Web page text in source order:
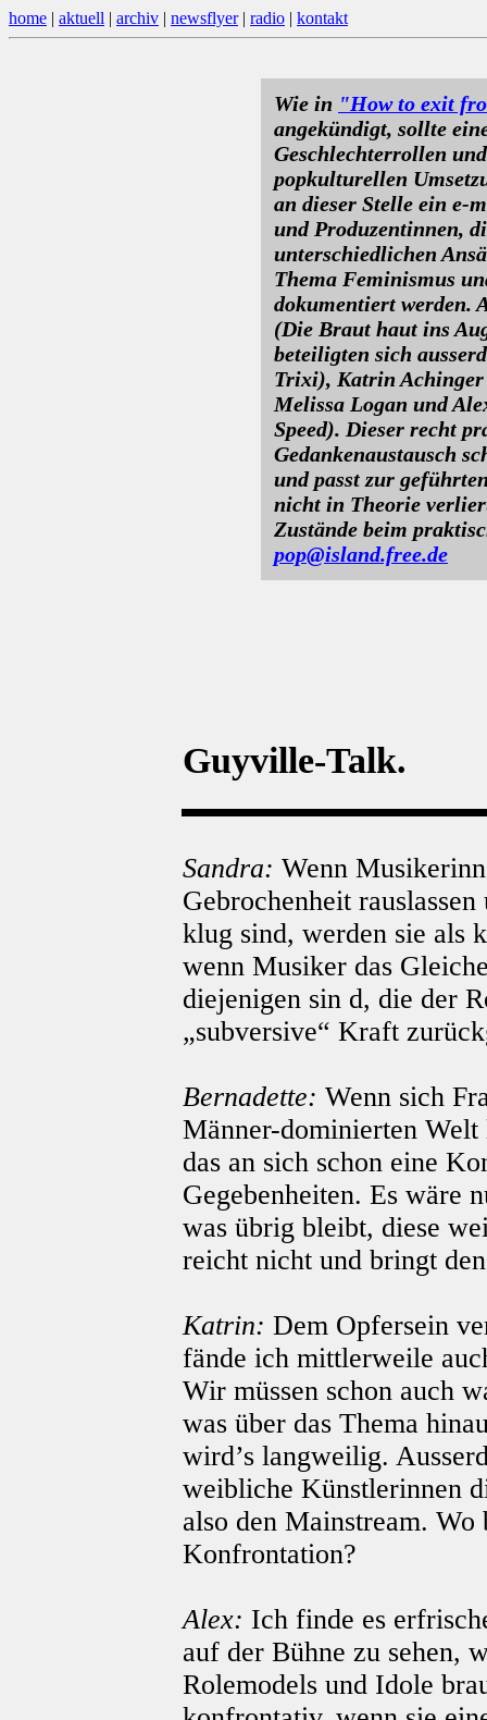
home | aktuell | archiv | newsflyer| radio | kontakt
Wie in "How to exit
angekündigt, sollte
Geschlechterrollen
popkulturellen
an dieser Stelle ein e-
und Produzentinnen,
unterschiedlichen
Thema Feminismus
dokumentiert werden.
(Die Braut haut ins
beteiligten sich
Trixi), Katrin
Melissa Logan und
Speed). Dieser recht
Gedankenaustausch
und passt zur
nicht in Theorie
Zustände beim
pop@island.free.de
Guyville-Talk.
Sandra: Wenn
Gebrochenheit
klug sind, werden sie als
wenn Musiker das
diejenigen sin d, die der
„subversive“ Kraft
Bernadette: Wenn sich
Männer-dominierten
das an sich schon eine
Gegebenheiten. Es wäre
was übrig bleibt, diese
reicht nicht und bringt
Katrin: Dem Opfersein
fände ich mittlerweile
Wir müssen schon auch
was über das Thema
wird’s langweilig.
weibliche Künstlerinnen
also den Mainstream. Wo
Konfrontation?
Alex: Ich finde es
auf der Bühne zu sehen,
Rolemodels und Idole